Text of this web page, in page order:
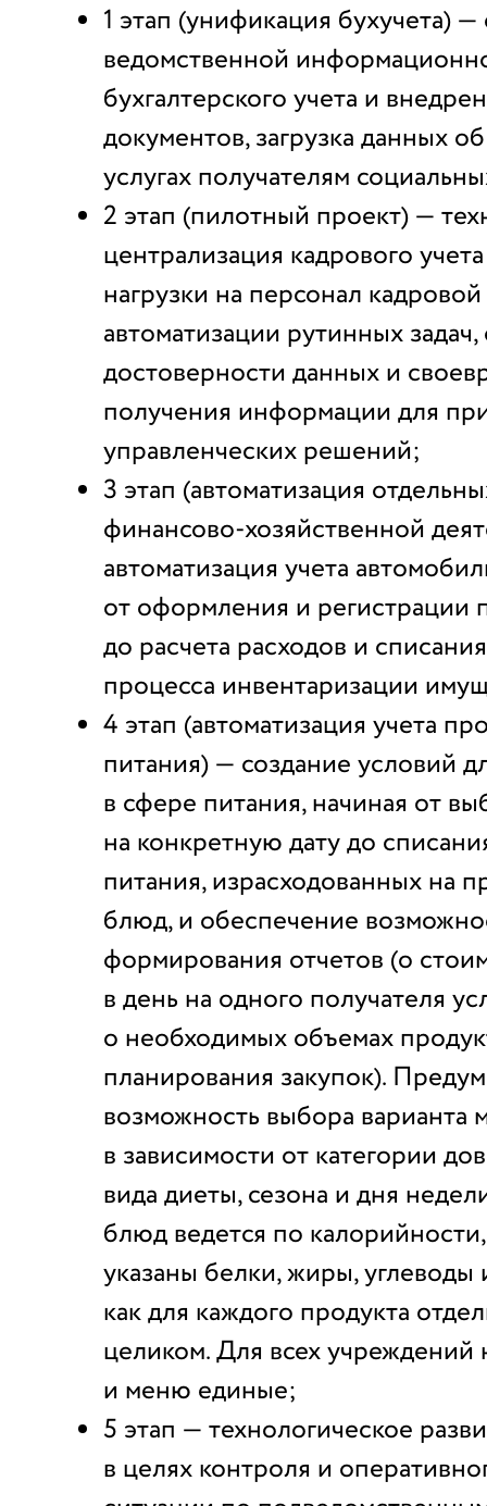
1 этап (унификация бухучета)
ведомственной
бухгалтерского учета и
документов, загрузка данных
услугах получателям
2 этап (пилотный проект) —
централизация кадрового
нагрузки на персонал
автоматизации рутинных
достоверности данных и
получения информации для
управленческих решений;
3 этап (автоматизация
финансово-хозяйственной
автоматизация учета
от оформления и регистрации
до расчета расходов и
процесса инвентаризации
4 этап (автоматизация учета
питания) — создание условий
в сфере питания, начиная от
на конкретную дату до
питания, израсходованных на
блюд, и обеспечение
формирования отчетов (о
в день на одного получателя
о необходимых объемах
планирования закупок).
возможность выбора варианта
в зависимости от категории
вида диеты, сезона и дня
блюд ведется по
указаны белки, жиры, углеводы
как для каждого продукта
целиком. Для всех учреждений
и меню единые;
5 этап — технологическое
в целях контроля и